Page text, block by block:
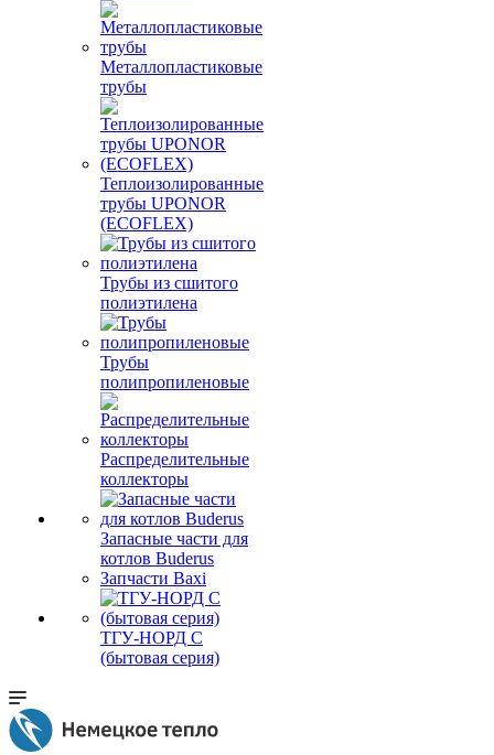
Металлопластиковые
трубы
Теплоизолированные
трубы UPONOR
(ECOFLEX)
Трубы из сшитого
полиэтилена
Трубы
полипропиленовые
Распределительные
коллекторы
Запасные части для
котлов Buderus
Запчасти Baxi
ТГУ-НОРД С
(бытовая серия)